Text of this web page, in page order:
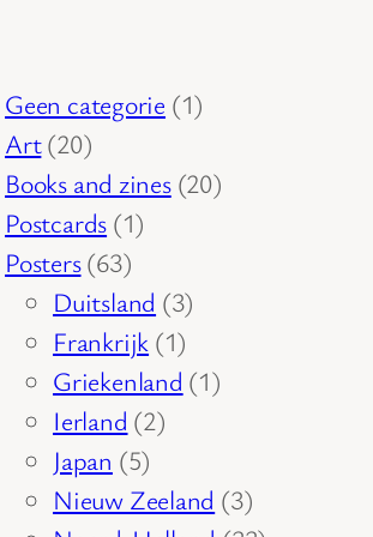
Geen categorie 11
Art 2020
producten
Books and zines 2020
Postcards 11
Posters 6363
producten
Duitsland 33
producten
Frankrijk 11
product
Griekenland 11
Ierland 22
Japan 55
producten
Nieuw Zeeland 33